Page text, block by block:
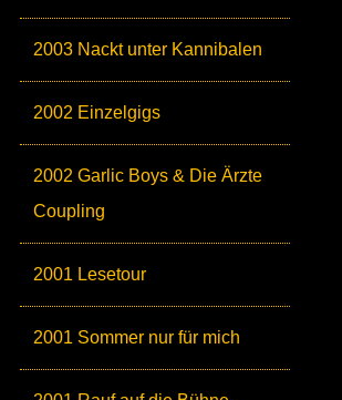
2003 Nackt unter Kannibalen
2002 Einzelgigs
2002 Garlic Boys & Die Ärzte
Coupling
2001 Lesetour
2001 Sommer nur für mich